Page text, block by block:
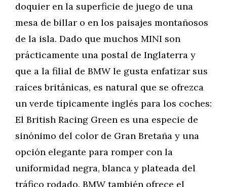
doquier en la superficie de juego de una
mesa de billar o en los paisajes montañosos
de la isla. Dado que muchos MINI son
prácticamente una postal de Inglaterra y
que a la filial de BMW le gusta enfatizar sus
raíces británicas, es natural que se ofrezca
un verde típicamente inglés para los coches:
El British Racing Green es una especie de
sinónimo del color de Gran Bretaña y una
opción elegante para romper con la
uniformidad negra, blanca y plateada del
tráfico rodado. BMW también ofrece el